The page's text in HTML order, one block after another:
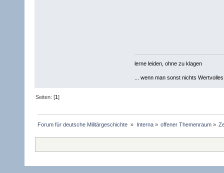
lerne leiden, ohne zu klagen
... wenn man sonst nichts
Seiten: [1]
Forum für deutsche Militärgeschichte » Interna» offener Themenraum»